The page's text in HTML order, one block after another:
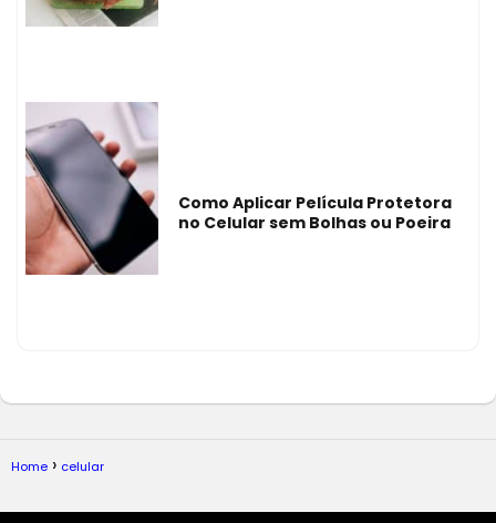
Como Aplicar Película Protetora
no Celular sem Bolhas ou Poeira
Home celular